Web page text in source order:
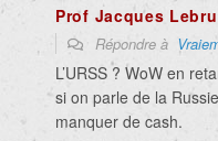
Prof Jacques
Répondre à
L’URSS ? WoW en
si on parle de la
manquer de cash.